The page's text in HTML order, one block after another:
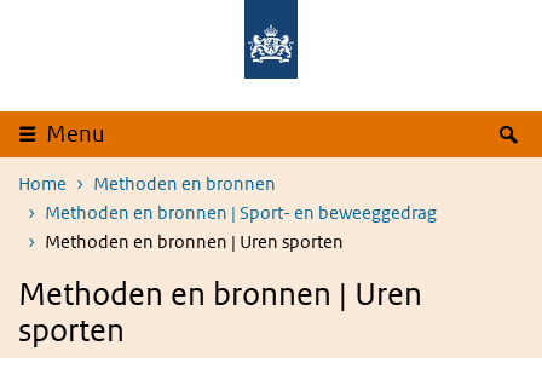
Overslaan en naar de inhoud gaan
Menu
Home
Methoden en bronnen
Methoden en bronnen | Sport- en beweeggedrag
Methoden en bronnen | Uren sporten
Methoden en bronnen | Uren
sporten